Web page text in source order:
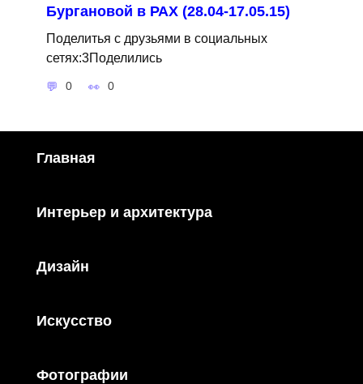
Бургановой в РАХ (28.04-17.05.15)
Поделитья с друзьями в социальных
сетях:3Поделились
0 0
Главная
Интерьер и архитектура
Дизайн
Искусство
Фотографии